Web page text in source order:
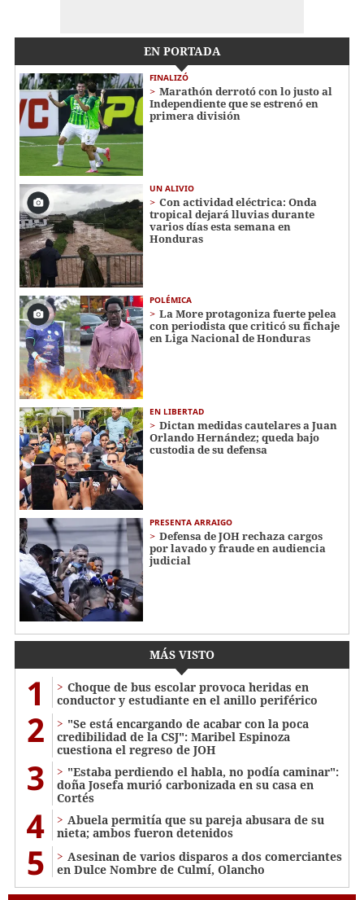
EN PORTADA
FINALIZÓ
Marathón derrotó con lo justo al
Independiente que se estrenó en
primera división
UN ALIVIO
Con actividad eléctrica: Onda
tropical dejará lluvias durante
varios días esta semana en
Honduras
POLÉMICA
La More protagoniza fuerte pelea
con periodista que criticó su fichaje
en Liga Nacional de Honduras
EN LIBERTAD
Dictan medidas cautelares a Juan
Orlando Hernández; queda bajo
custodia de su defensa
PRESENTA ARRAIGO
Defensa de JOH rechaza cargos
por lavado y fraude en audiencia
judicial
MÁS VISTO
1
Choque de bus escolar provoca heridas en
conductor y estudiante en el anillo periférico
2
"Se está encargando de acabar con la poca
credibilidad de la CSJ": Maribel Espinoza
cuestiona el regreso de JOH
3
"Estaba perdiendo el habla, no podía caminar":
doña Josefa murió carbonizada en su casa en
Cortés
4
Abuela permitía que su pareja abusara de su
nieta; ambos fueron detenidos
5
Asesinan de varios disparos a dos comerciantes
en Dulce Nombre de Culmí, Olancho